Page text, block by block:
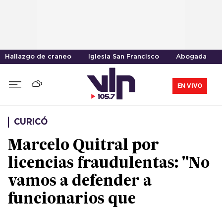
Hallazgo de craneo Iglesia San Francisco Abogada
EN VIVO
CURICÓ
Marcelo Quitral por
licencias fraudulentas: "No
vamos a defender a
funcionarios que